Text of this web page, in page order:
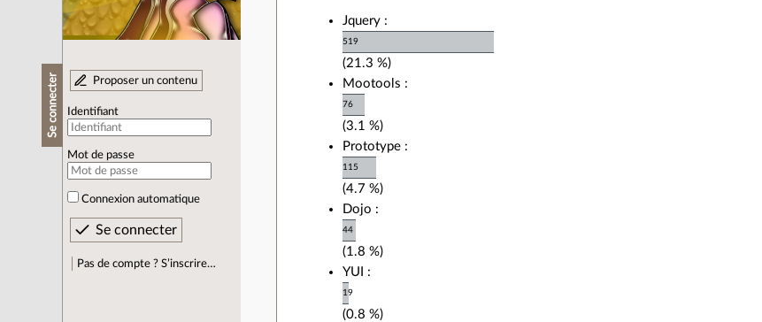
Se connecter Proposer un contenu
Identifiant
Mot de passe
Connexion automatique
Pas de compte ? S’inscrire…
Jquery :
519
(21.3 %)
Mootools :
76
(3.1 %)
Prototype :
115
(4.7 %)
Dojo :
44
(1.8 %)
YUI :
19
(0.8 %)